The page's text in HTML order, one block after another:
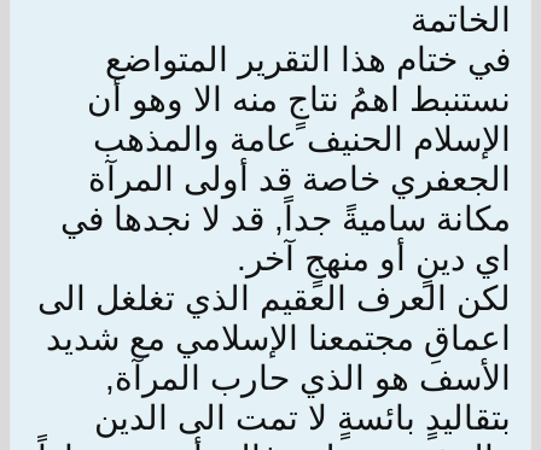
الخاتمة
في ختام هذا التقرير المتواضع
نستنبط اهمُ نتاجٍ منه الا وهو أن
الإسلام الحنيف عامة والمذهب
الجعفري خاصة قد أولى المرآة
مكانة ساميةً جداً, قد لا نجدها في
اي دينٍ أو منهجٍ آخر.
لكن العرف العقيم الذي تغلغل الى
اعماقِ مجتمعنا الإسلامي مع شديد
الأسف هو الذي حارب المرآة,
بتقاليدٍ بائسةٍ لا تمت الى الدين